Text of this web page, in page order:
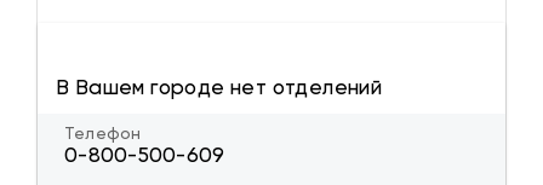
В Вашем городе нет отделений
Телефон
0-800-500-609